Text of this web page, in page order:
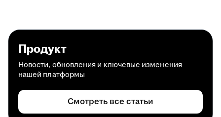
Продукт
Новости, обновления и ключевые изменения
нашей платформы
Смотреть все статьи